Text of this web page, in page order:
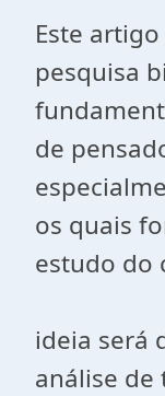
Este
pesquisa
de
os quais
ideia será
análise de